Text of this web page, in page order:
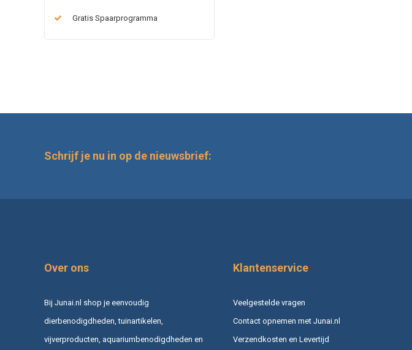
Gratis Spaarprogramma
Schrijf je nu in op de nieuwsbrief:
Over ons
Bij Junai.nl shop je eenvoudig
dierbenodigdheden, tuinartikelen,
vijverproducten, aquariumbenodigdheden en
Klantenservice
Veelgestelde vragen
Contact opnemen met Junai.nl
Verzendkosten en Levertijd